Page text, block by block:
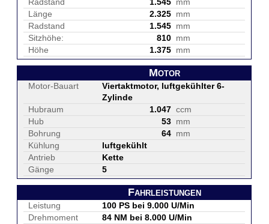
Länge
2.325 mm
Radstand
1.545 mm
Sitzhöhe:
810 mm
Höhe
1.375 mm
Motor
Motor-Bauart
Viertaktmotor, luftgekühlter 6-
Zylinde
Hubraum
1.047 ccm
Hub
53 mm
Bohrung
64 mm
Kühlung
luftgekühlt
Antrieb
Kette
Gänge
5
Fahrleistungen
Leistung
100 PS bei 9.000 U/Min
Drehmoment
84 NM bei 8.000 U/Min